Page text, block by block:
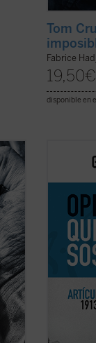
Tom
Fabrice
19,50€
disponible en
la
Esta
literatura
destacan
gobierno
en ...(ver